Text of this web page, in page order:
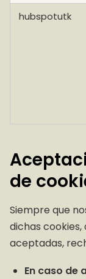
hubspotutk
de
Siempre que
dichas
aceptadas,
En caso de